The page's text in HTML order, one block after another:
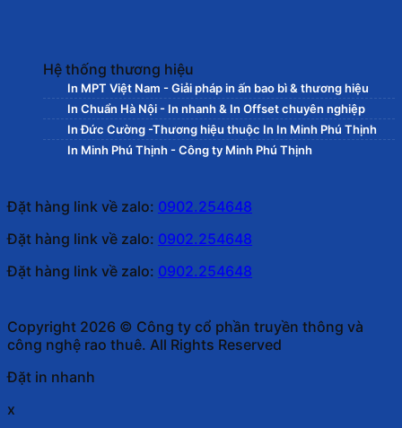
Hệ thống thương hiệu
In MPT Việt Nam - Giải pháp in ấn bao bì & thương hiệu
In Chuẩn Hà Nội - In nhanh & In Offset chuyên nghiệp
In Đức Cường -Thương hiệu thuộc In In Minh Phú Thịnh
In Minh Phú Thịnh - Công ty Minh Phú Thịnh
Đặt hàng link về zalo: 0902.254648
Đặt hàng link về zalo: 0902.254648
Đặt hàng link về zalo: 0902.254648
Copyright 2026 © Công ty cổ phần truyền thông và
công nghệ rao thuê. All Rights Reserved
Đặt in nhanh
x